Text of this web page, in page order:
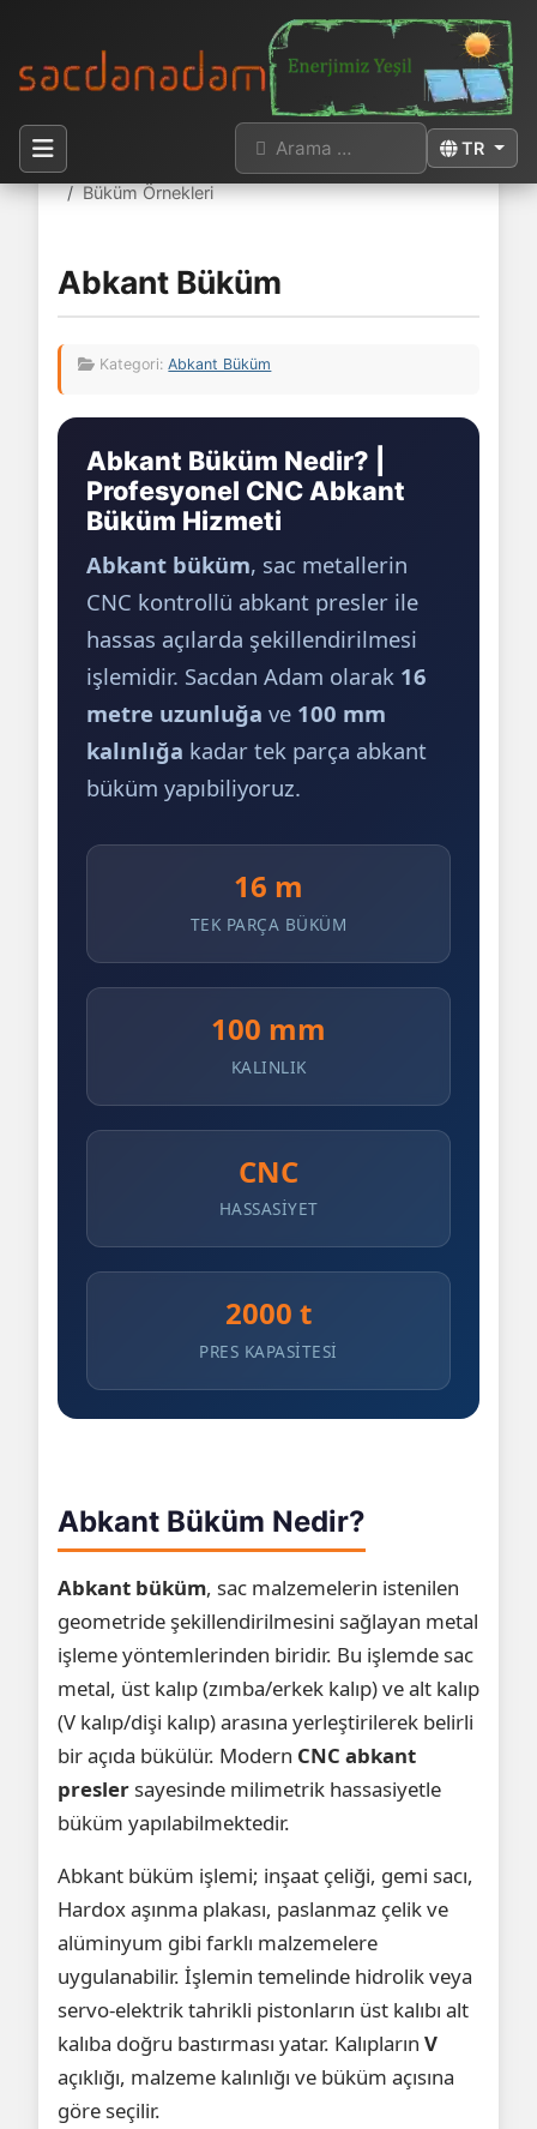
Dilinizi seçin
TR
Arama
Buradasınız:
Büküm Örnekleri
Abkant Büküm
Kategori:Abkant Büküm
Abkant Büküm Nedir? |
Profesyonel CNC Abkant
Büküm Hizmeti
Abkant büküm, sac metallerin
CNC kontrollü abkant presler ile
hassas açılarda şekillendirilmesi
işlemidir. Sacdan Adam olarak 16
metre uzunluğa ve 100 mm
kalınlığa kadar tek parça abkant
büküm yapıbiliyoruz.
16 m
TEK PARÇA BÜKÜM
100 mm
KALINLIK
CNC
HASSASIYET
2000 t
PRES KAPASITESI
Abkant Büküm Nedir?
Abkant büküm, sac malzemelerin istenilen
geometride şekillendirilmesini sağlayan metal
işleme yöntemlerinden biridir. Bu işlemde sac
metal, üst kalıp (zımba/erkek kalıp) ve alt kalıp
(V kalıp/dişi kalıp) arasına yerleştirilerek belirli
bir açıda bükülür. Modern CNC abkant
presler sayesinde milimetrik hassasiyetle
büküm yapılabilmektedir.
Abkant büküm işlemi; inşaat çeliği, gemi sacı,
Hardox aşınma plakası, paslanmaz çelik ve
alüminyum gibi farklı malzemelere
uygulanabilir. İşlemin temelinde hidrolik veya
servo-elektrik tahrikli pistonların üst kalıbı alt
kalıba doğru bastırması yatar. Kalıpların V
açıklığı, malzeme kalınlığı ve büküm açısına
göre seçilir.